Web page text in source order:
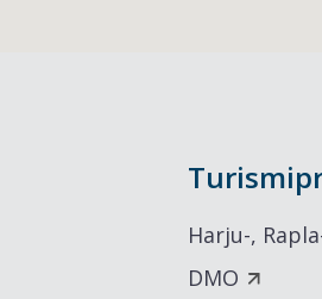
Harju-,
DMO